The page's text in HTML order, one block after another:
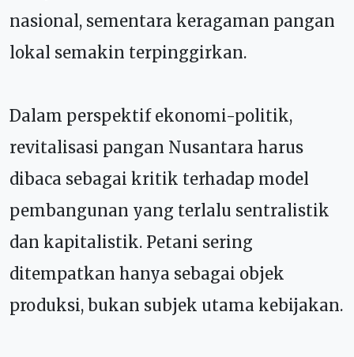
nasional, sementara keragaman pangan
lokal semakin terpinggirkan.
Dalam perspektif ekonomi-politik,
revitalisasi pangan Nusantara harus
dibaca sebagai kritik terhadap model
pembangunan yang terlalu sentralistik
dan kapitalistik. Petani sering
ditempatkan hanya sebagai objek
produksi, bukan subjek utama kebijakan.